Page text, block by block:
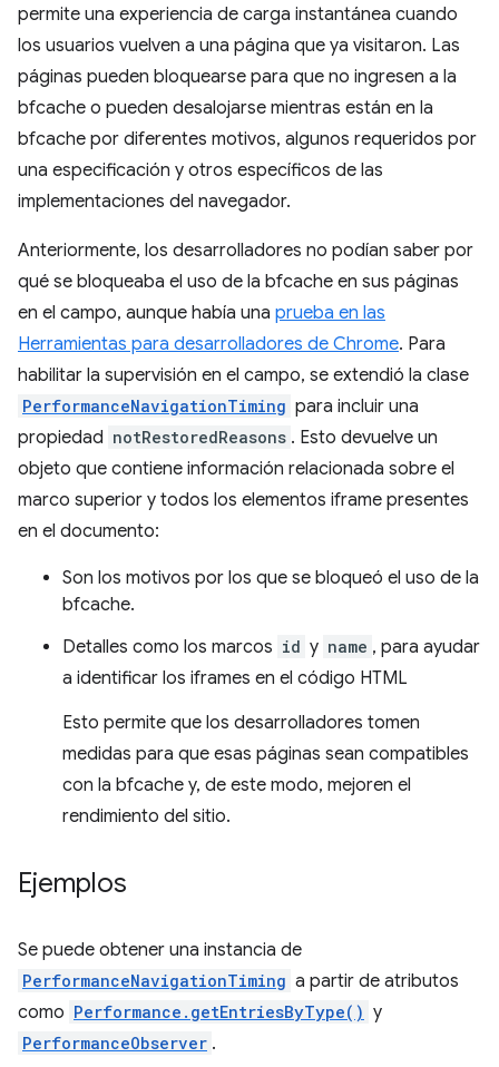
permite una experiencia de carga instantánea cuando
los usuarios vuelven a una página que ya visitaron. Las
páginas pueden bloquearse para que no ingresen a la
bfcache o pueden desalojarse mientras están en la
bfcache por diferentes motivos, algunos requeridos por
una especificación y otros específicos de las
implementaciones del navegador.
Anteriormente, los desarrolladores no podían saber por
qué se bloqueaba el uso de la bfcache en sus páginas
en el campo, aunque había una prueba en las
Herramientas para desarrolladores de Chrome. Para
habilitar la supervisión en el campo, se extendió la clase
PerformanceNavigationTiming para incluir una
propiedad notRestoredReasons . Esto devuelve un
objeto que contiene información relacionada sobre el
marco superior y todos los elementos iframe presentes
en el documento:
Son los motivos por los que se bloqueó el uso de la
bfcache.
Detalles como los marcos id y name , para ayudar
a identificar los iframes en el código HTML
Esto permite que los desarrolladores tomen
medidas para que esas páginas sean compatibles
con la bfcache y, de este modo, mejoren el
rendimiento del sitio.
Ejemplos
Se puede obtener una instancia de
PerformanceNavigationTiming a partir de atributos
como Performance.getEntriesByType() y
PerformanceObserver .